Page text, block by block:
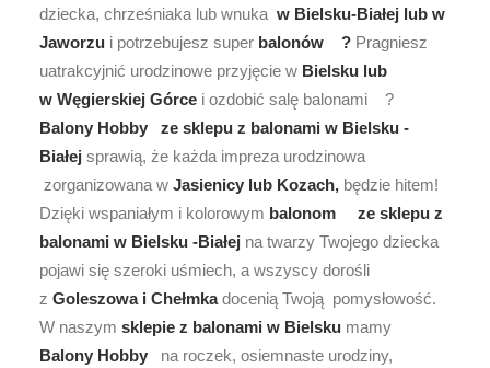
dziecka, chrześniaka lub wnuka w Bielsku-Białej lub w
Jaworzu i potrzebujesz super balonów ? Pragniesz
uatrakcyjnić urodzinowe przyjęcie w Bielsku lub
w Węgierskiej Górce i ozdobić salę balonami ?
Balony Hobby
ze sklepu z balonami w Bielsku -
Białej sprawią, że każda impreza urodzinowa
zorganizowana w Jasienicy lub Kozach, będzie hitem!
Dzięki wspaniałym i kolorowym balonom
ze sklepu z
balonami w Bielsku -Białej na twarzy Twojego dziecka
pojawi się szeroki uśmiech, a wszyscy dorośli
z Goleszowa i Chełmkadocenią Twoją pomysłowość.
W naszym sklepie z balonami w Bielsku mamy
Balony Hobby
na roczek, osiemnaste urodziny,